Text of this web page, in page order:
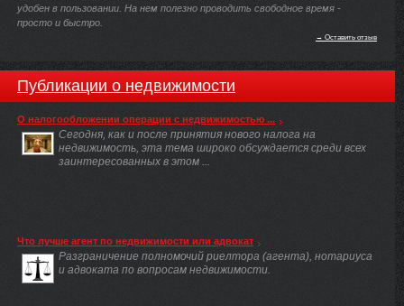
удобен в пользовании. На нем полезно проводить свободное время -
просто и быстро.
→ Оставить отзыв
Публикации о недвижимости
О налогообложении операции с недвижимостью ...
Сегодня, как и после принятия нового налога на
недвижимость, эта тема широко обсуждается среди всех
заинтересованных в этом ...
Что лучше агент по недвижимости или адвокат
Разграничение полномочий риелтора (агента), нотариуса
и адвоката по вопросам недвижимости.